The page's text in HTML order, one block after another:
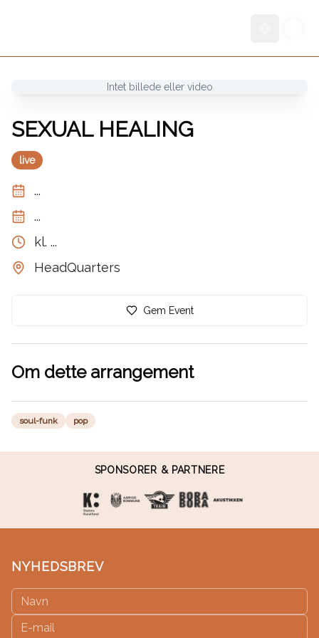
Intet billede eller video
SEXUAL HEALING
live
...
...
kl. ...
HeadQuarters
Gem Event
Om dette arrangement
soul-funk pop
SPONSORER & PARTNERE
NYHEDSBREV